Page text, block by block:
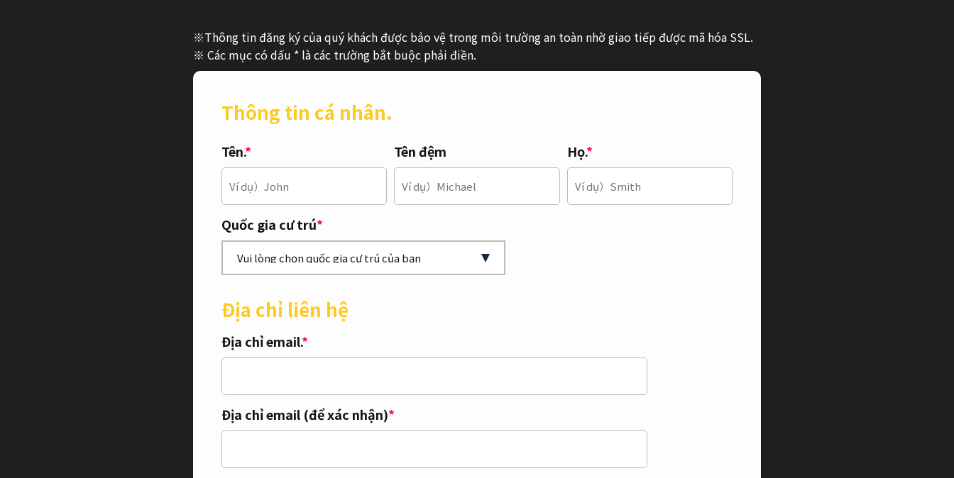
※Thông tin đăng ký của quý khách được bảo vệ trong môi trường an toàn nhờ giao tiếp được mã hóa SSL.
※ Các mục có dấu * là các trường bắt buộc phải điền.
Thông tin cá nhân.
Tên.* Tên đệm Họ.*
Quốc gia cư trú*
Địa chỉ liên hệ
Địa chỉ email.*
Địa chỉ email (để xác nhận)*